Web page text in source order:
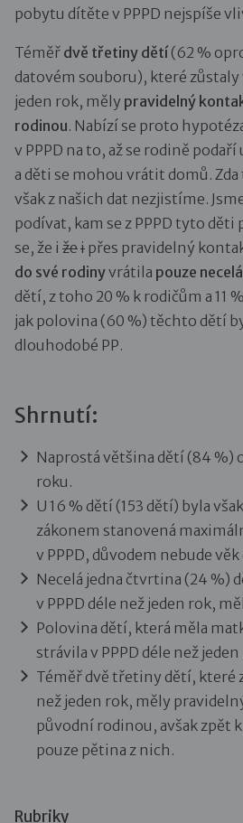
pobytu dítěte v PPPD nejspíše
Téměř dvě třetiny dětí(62 %
datovém souboru), které zůstaly
jeden rok, měly pravidelný
rodinou. Nabízí se proto
v PPPD na to, až se rodině
a děti se mohou vrátit domů.
však z našich dat nezjistíme.
podívat, kam se z PPPD tyto
se, že i žei přes pravidelný
do své rodinyvrátila pouze
dětí, z toho 20 % k rodičům a 11
jak polovina (60 %) těchto dětí
dlouhodobé PP.
Shrnutí:
Naprostá většina dětí (84 %)
roku.
U 16 % dětí (153 dětí) byla
zákonem stanovená
v PPPD, důvodem nebude
Necelá jedna čtvrtina (24 %)
v PPPD déle než jeden rok,
Polovina dětí, která měla
strávila v PPPD déle než
Téměř dvě třetiny dětí, které
než jeden rok, měly
původní rodinou, avšak zpět
pouze pětina z nich.
Rubriky